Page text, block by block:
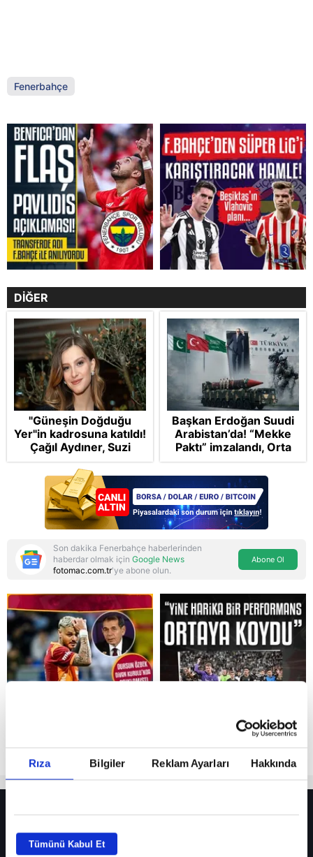
Rıza Bilgiler Reklam Ayarları Hakkında
Tümünü Kabul Et
Reddet
Fenerbahçe
DİĞER
"Güneşin Doğduğu
Yer"in kadrosuna katıldı!
Çağıl Aydıner, Suzi
karakteriyle geliyor
Başkan Erdoğan Suudi
Arabistan’da! “Mekke
Paktı” imzalandı, Orta
Doğu’nun kaderi
şekilleniyor
Son dakika Fenerbahçe haberlerinden
haberdar olmak için Google News
fotomac.com.tr'ye abone olun.
Abone Ol
Fenerbahçe’de sürpriz ayrılık ihtimali! Devre arasında gelmişti